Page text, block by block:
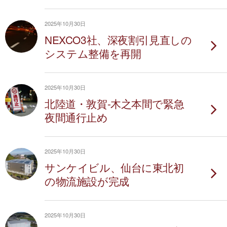
2025年10月30日
NEXCO3社、深夜割引見直しの
システム整備を再開
2025年10月30日
北陸道・敦賀-木之本間で緊急
夜間通行止め
2025年10月30日
サンケイビル、仙台に東北初
の物流施設が完成
2025年10月30日